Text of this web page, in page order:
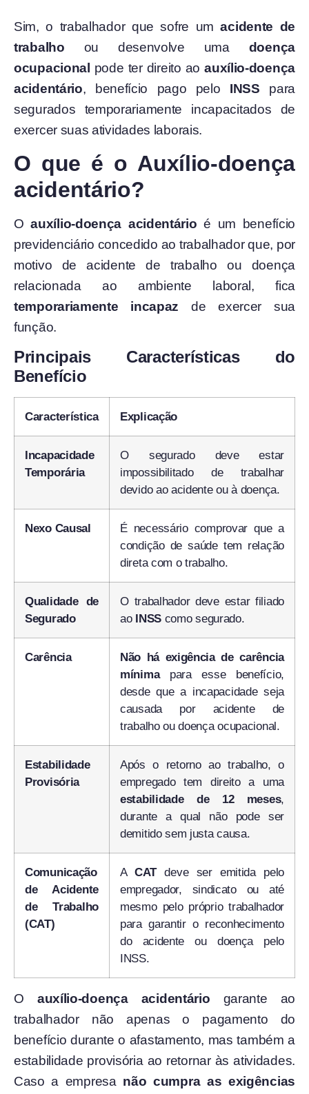
Sim, o trabalhador que sofre umacidente de
trabalho ou desenvolve uma doença
ocupacional pode ter direito aoauxílio-doença
acidentário, benefício pago pelo INSS para
segurados temporariamente incapacitados de
exercer suas atividades laborais.
O que é o Auxílio-doença
acidentário?
Oauxílio-doença acidentário é um benefício
previdenciário concedido ao trabalhador que, por
motivo de acidente de trabalho ou doença
relacionada ao ambiente laboral, fica
temporariamente incapaz de exercer sua
função.
Principais Características do
Benefício
Característica Explicação
Incapacidade
Temporária
O segurado deve estar
impossibilitado de trabalhar
devido ao acidente ou à doença.
Nexo Causal
É necessário comprovar que a
condição de saúde tem relação
direta com o trabalho.
Qualidade de
Segurado
O trabalhador deve estar filiado
ao
INSScomo segurado.
Carência
Não há exigência de carência
mínimapara esse benefício,
desde que a incapacidade seja
causada por acidente de
trabalho ou doença ocupacional.
Estabilidade
Provisória
Após o retorno ao trabalho, o
empregado tem direito a uma
estabilidade de 12 meses,
durante a qual não pode ser
demitido sem justa causa.
Comunicação
de Acidente
de Trabalho
(CAT)
ACATdeve ser emitida pelo
empregador, sindicato ou até
mesmo pelo próprio trabalhador
para garantir o reconhecimento
do acidente ou doença pelo
INSS.
O auxílio-doença acidentário garante ao
trabalhador não apenas o pagamento do
benefício durante o afastamento, mas também a
estabilidade provisória ao retornar às atividades.
Caso a empresa não cumpra as exigências